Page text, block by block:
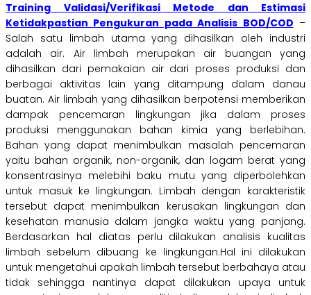
Training Validasi/Verifikasi Metode dan Estimasi
Ketidakpastian Pengukuran pada Analisis BOD/COD –
Salah satu limbah utama yang dihasilkan oleh industri
adalah air. Air limbah merupakan air
buangan yang
dihasilkan dari pemakaian air dari proses produksi dan
berbagai aktivitas lain yang ditampung dalam danau
buatan. Air limbah yang dihasilkan berpotensi memberikan
dampak
pencemaran lingkungan jika dalam
proses
produksi
menggunakan bahan kimia yang
berlebihan.
Bahan yang dapat menimbulkan masalah pencemaran
yaitu bahan organik, non-organik, dan logam berat yang
konsentrasinya melebihi baku mutu yang diperbolehkan
untuk masuk ke lingkungan. Limbah dengan karakteristik
tersebut dapat menimbulkan kerusakan lingkungan dan
kesehatan manusia dalam jangka waktu yang panjang.
Berdasarkan hal diatas perlu dilakukan analisis kualitas
limbah sebelum dibuang ke lingkungan.Hal ini dilakukan
untuk mengetahui apakah limbah tersebut berbahaya atau
tidak sehingga nantinya dapat dilakukan upaya untuk